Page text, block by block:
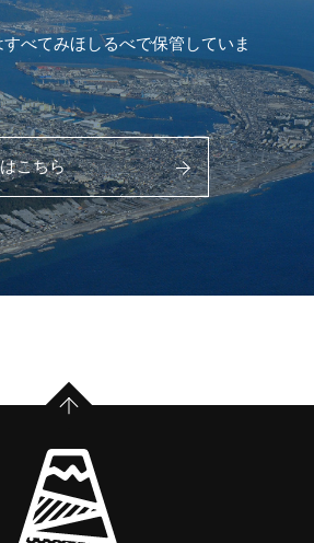
べてみほしるべで保管していま
こちら